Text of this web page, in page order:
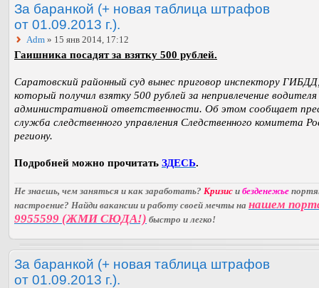
За баранкой (+ новая таблица штрафов
от 01.09.2013 г.).
Adm » 15 янв 2014, 17:12
Гаишника посадят за взятку 500 рублей.
Саратовский районный суд вынес приговор инспектору
который получил взятку 500 рублей за непривлечение водителя
административной ответственности. Об этом сообщает
служба следственного управления Следственного комитета
региону.
Подробней можно прочитать ЗДЕСЬ.
Не знаешь, чем заняться и как заработать? Кризис и безденежье
настроение? Найди вакансии и работу своей мечты на нашем
9955599 (ЖМИ СЮДА!) быстро и легко!
За баранкой (+ новая таблица штрафов
от 01.09.2013 г.).